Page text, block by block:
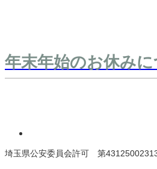
年末年始のお休み
埼玉県公安委員会許可 第